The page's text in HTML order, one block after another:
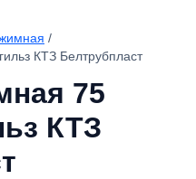
/
КТЗ Белтрубпласт
75
КТЗ